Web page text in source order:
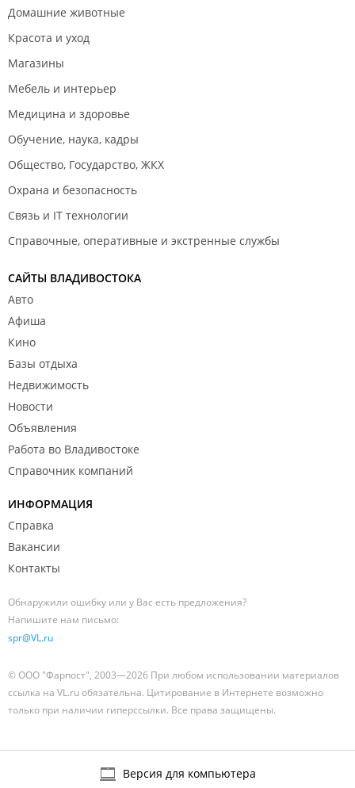
Домашние животные
Красота и уход
Магазины
Мебель и интерьер
Медицина и здоровье
Обучение, наука, кадры
Общество, Государство, ЖКХ
Охрана и безопасность
Связь и IT технологии
Справочные, оперативные и экстренные службы
САЙТЫ ВЛАДИВОСТОКА
Авто
Афиша
Кино
Базы отдыха
Недвижимость
Новости
Объявления
Работа во Владивостоке
Справочник компаний
ИНФОРМАЦИЯ
Справка
Вакансии
Контакты
Обнаружили ошибку или у Вас есть предложения?
Напишите нам письмо:
spr@VL.ru
© ООО "Фарпост", 2003—2026 При любом использовании материалов
ссылка на VL.ru обязательна. Цитирование в Интернете возможно
только при наличии гиперссылки. Все права защищены.
Версия для компьютера